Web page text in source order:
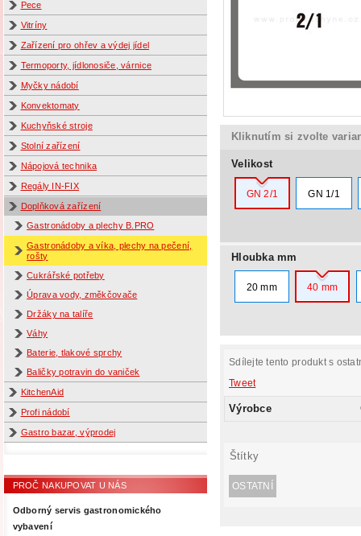
Pece
Vitríny
Zařízení pro ohřev a výdej jídel
Termoporty, jídlonosiče, várnice
Myčky nádobí
Konvektomaty
Kuchyňské stroje
Stolní zařízení
Nápojová technika
Regály IN-FIX
Doplňková zařízení
Gastronádoby a plechy B.PRO
Gastronádoby a víka, plechy na pečení,
rošty
Cukrářské potřeby
Úprava vody, změkčovače
Držáky na talíře
Váhy
Baterie, tlakové sprchy
Baličky potravin do vaniček
KitchenAid
Profi nádobí
Gastro bazar, výprodej
PROČ NAKUPOVAT U NÁS
Odborný servis gastronomického
vybavení
Kliknutím si zvolte
Velikost
GN 2/1 GN 1/1
Hloubka mm
20 mm 40 mm
Sdílejte tento produkt s
Tweet
Výrobce
Štítky
OSTATNÍ